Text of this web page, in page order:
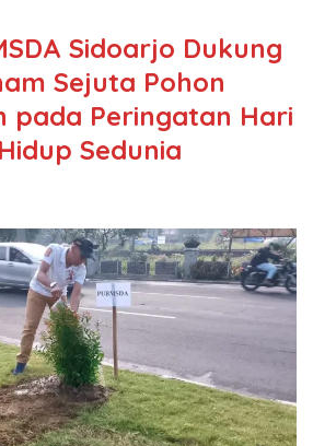
Sidoarjo Dukung
Sejuta Pohon
pada Peringatan Hari
Sedunia